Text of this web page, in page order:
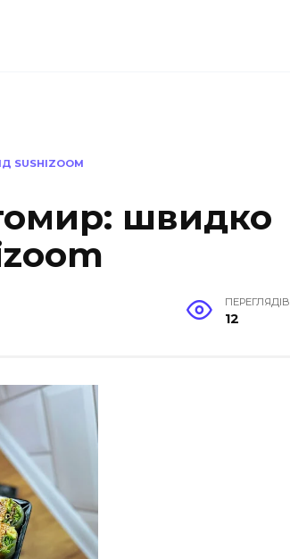
швидко
ПЕРЕГЛЯДІВ
12